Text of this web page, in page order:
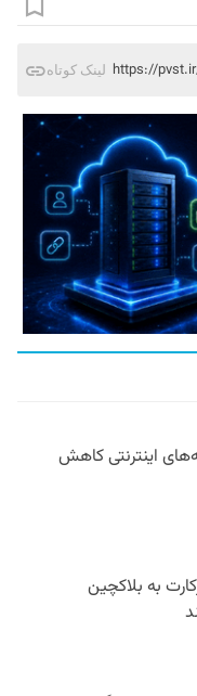
لینک کوتاه https://
اینترنتی کاهش
به بلاکچین